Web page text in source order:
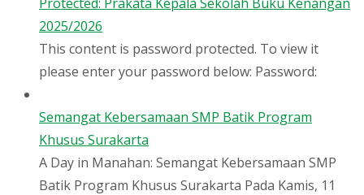
2025/2026
This content is password protected. To view it
please enter your password below: Password:
Semangat Kebersamaan SMP Batik Program
Khusus Surakarta
A Day in Manahan: Semangat Kebersamaan SMP
Batik Program Khusus Surakarta Pada Kamis, 11